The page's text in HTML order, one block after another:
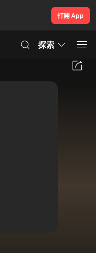
打開 App
探索